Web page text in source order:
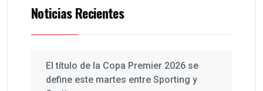
Noticias Recientes
El título de la Copa Premier 2026 se
define este martes entre Sporting y